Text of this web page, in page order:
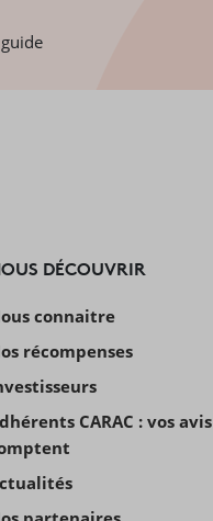
DÉCOUVRIR
connaitre
récompenses
CARAC : vos avis